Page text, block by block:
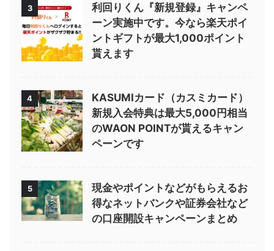
3
利回りくん『新規登録』キャンペ
ーン実施中です。今なら楽天ポイ
ントギフトが最大1,000ポイント
貰えます
4
KASUMIカード（カスミカード）
新規入会特典は最大5,000円相当
のWAON POINTが貰えるキャン
ペーンです
5
現金やポイントなどがもらえるお
得なネットバンクや証券会社など
の口座開設キャンペーンまとめ